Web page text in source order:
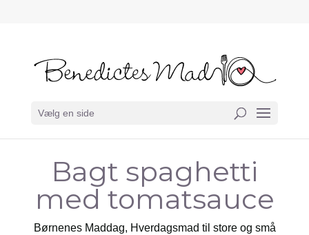
Vælg en side
Bagt spaghetti
med tomatsauce
Børnenes Maddag, Hverdagsmad til store og små